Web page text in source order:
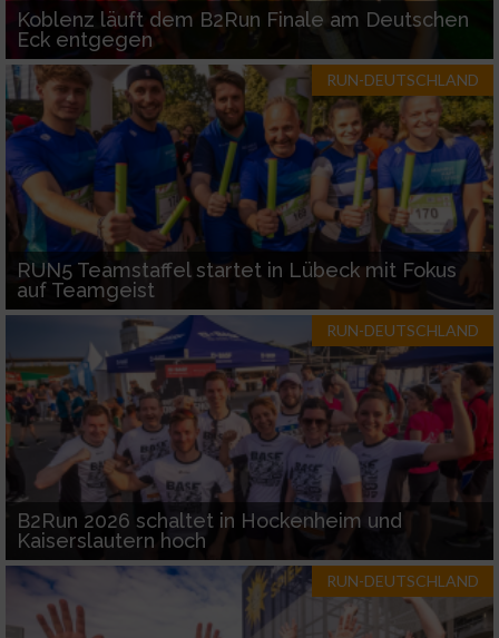
Koblenz läuft dem B2Run Finale am Deutschen
Eck entgegen
RUN-DEUTSCHLAND
RUN5 Teamstaffel startet in Lübeck mit Fokus
auf Teamgeist
RUN-DEUTSCHLAND
B2Run 2026 schaltet in Hockenheim und
Kaiserslautern hoch
RUN-DEUTSCHLAND